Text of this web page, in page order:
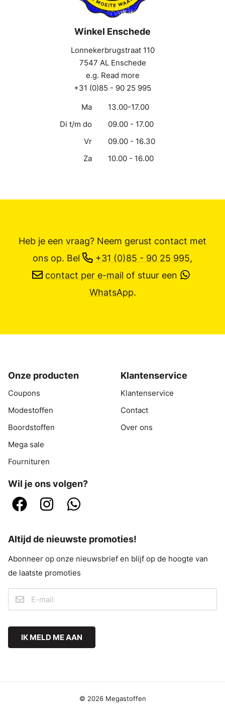
Winkel Enschede
Lonnekerbrugstraat 110
7547 AL Enschede
e.g. Read more
+31 (0)85 - 90 25 995
Ma
13.00-17.00
Di t/m do
09.00 - 17.00
Vr
09.00 - 16.30
Za
10.00 - 16.00
Heb je een vraag? Neem gerust contact met
ons op. Bel +31 (0)85 - 90 25 995,
contact per e-mail of stuur een
WhatsApp.
Onze producten
Coupons
Modestoffen
Boordstoffen
Mega sale
Fournituren
Klantenservice
Klantenservice
Contact
Over ons
Wil je ons volgen?
Altijd de nieuwste promoties!
Abonneer op onze nieuwsbrief en blijf op de hoogte van
de laatste promoties
IK MELD ME AAN
© 2026 Megastoffen